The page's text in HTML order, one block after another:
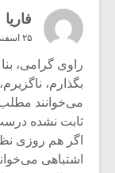
فاریا
۲۵ اسفند ۱۳۸۵ در ۹:۵۱ ب٫ظ
راوی گرامی،
بگذارم،
می‌خوانند
ثابت نشده
اگر هم روزی
اشتباهی